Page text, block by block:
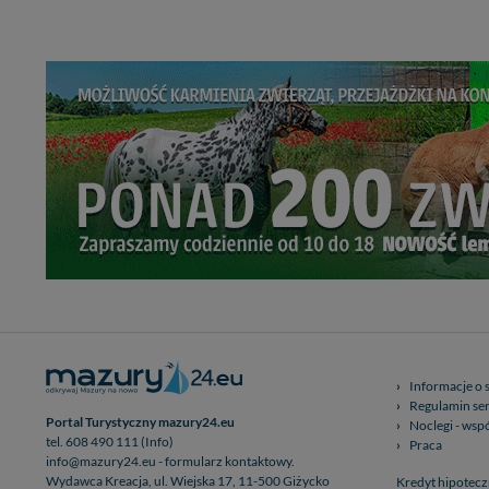
Portal Turystyczny mazury24.eu
tel. 608 490 111 (Info)
info@mazury24.eu - formularz kontaktowy.
Wydawca Kreacja, ul. Wiejska 17, 11-500 Giżycko
Informacje o
Regulamin
Noclegi -
Praca
Kredyt